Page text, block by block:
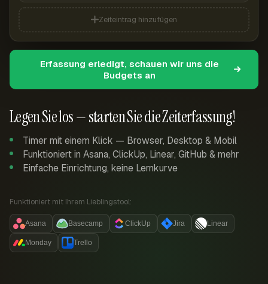
Legen Sie los — starten Sie die Zeiterfassung!
Timer mit einem Klick — Browser, Desktop & Mobil
Funktioniert in Asana, ClickUp, Linear, GitHub & mehr
Einfache Einrichtung, keine Lernkurve
Funktioniert mit Ihrem Lieblingstool:
Asana Basecamp ClickUp Jira Linear
Monday Trello
Zeiteintrag hinzufügen
Erfassung erledigt, schauen wir uns die
Budgets an